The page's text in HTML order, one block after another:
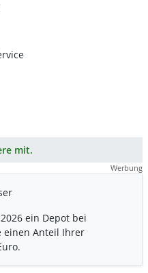
mit.
Werbung
ein Depot bei
einen Anteil Ihrer